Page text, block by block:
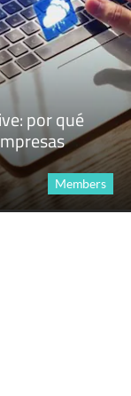
por qué
Members